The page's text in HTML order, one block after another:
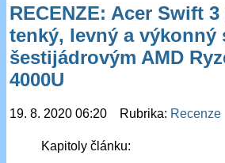
RECENZE: Acer Swift 3
tenký, levný a výkonný
šestijádrovým AMD
4000U
19. 8. 2020 06:20 Rubrika: Recenze
Kapitoly článku: